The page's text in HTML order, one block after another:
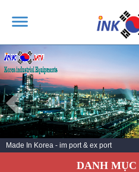
TRANG CHỦ
GIỚI THIỆU
SẢN PHẨM
DỊCH VỤ
TIN TỨC
Made In Korea - im port & ex port
DANH